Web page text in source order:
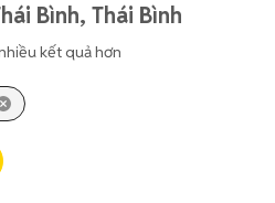
Bình, Thái Bình
kết quả hơn